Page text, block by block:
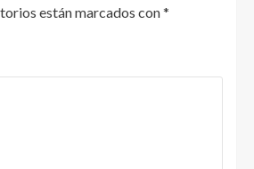
están marcados con*